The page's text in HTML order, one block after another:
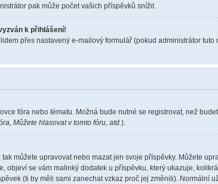
pak může počet vašich příspěvků snížit.
k přihlášení!
přes nastavený e-mailový formulář (pokud administrátor
fóra nebo tématu. Možná bude nutné se registrovat, než
Můžete hlasovat v tomto fóru, atd.).
můžete upravovat nebo mazat jen svoje příspěvky. Můžete
objeví se vám malinký dodatek u příspěvku, který ukazuje,
(ti by měli sami zanechat vzkaz proč jej změnili). Normální